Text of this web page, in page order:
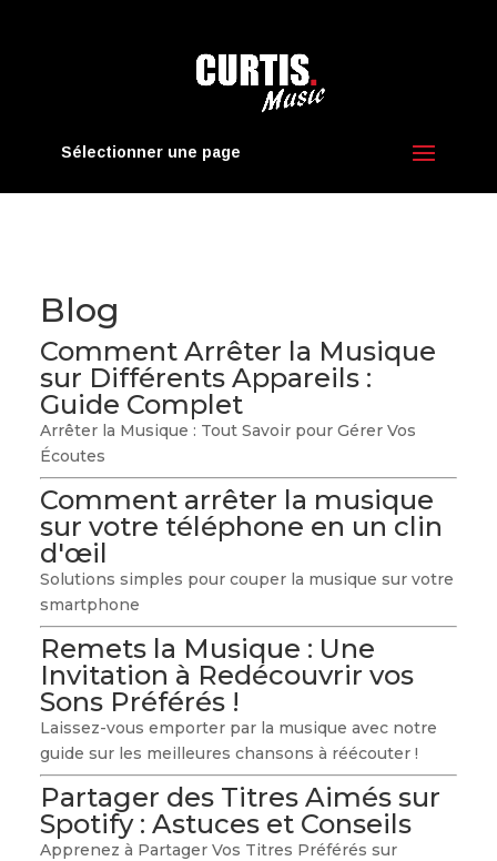
Sélectionner une page
Blog
Comment Arrêter la Musique
sur Différents Appareils :
Guide Complet
Arrêter la Musique : Tout Savoir pour Gérer Vos
Écoutes
Comment arrêter la musique
sur votre téléphone en un clin
d'œil
Solutions simples pour couper la musique sur votre
smartphone
Remets la Musique : Une
Invitation à Redécouvrir vos
Sons Préférés !
Laissez-vous emporter par la musique avec notre
guide sur les meilleures chansons à réécouter !
Partager des Titres Aimés sur
Spotify : Astuces et Conseils
Apprenez à Partager Vos Titres Préférés sur